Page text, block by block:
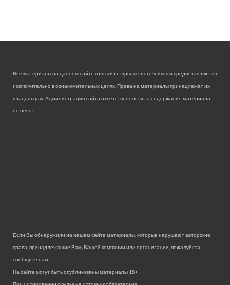
Все материалы на данном сайте взяты из открытых источников и предоставляются
исключительно в ознакомительных целях. Права на материалы принадлежат их
владельцам. Администрация сайта ответственности за содержание материала
не несет.
Если Вы обнаружили на нашем сайте материалы, которые нарушают авторские
права, принадлежащие Вам, Вашей компании или организации, пожалуйста,
сообщите нам.
На сайте могут быть опубликованы материалы 18+!
При цитировании ссылка на источник обязательна.